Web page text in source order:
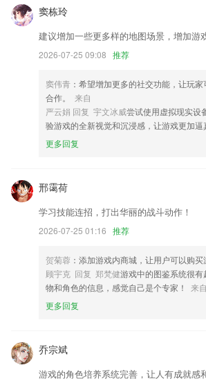
中的单词和短语都已分类。
二号彩票注册更新了什么?
微信专清升级，垃圾文件全覆盖
销售明细支持“支付方式”查询
上线了一批酷炫「视频模板」，一键创作「卡点
通过搜索来发现更多作者吧
以上就是二号彩票注册的介绍，如果您喜欢这款
进行打分评论，说出您的使用经历，以帮助我们
窦栋玲
建议增加一些更多样的地图场景，增加游
2026-07-25 09:08 推荐
窦伟青 ：希望增加更多的社交功能，让玩
合作。
来自
严云娟 回复 宇文冰威尝试使用虚拟现实设
验游戏的全新视觉和沉浸感，让游戏更加逼
更多回复
邢霭荷
学习技能连招，打出华丽的战斗动作！
2026-07-25 01:16 推荐
贺菊蓉 ：添加游戏内商城，让用户可以购买
顾宇克 回复 郑梵健游戏中的图鉴系统很
物和角色的信息，感觉自己是个专家！
来自
更多回复
乔宗斌
游戏的角色培养系统完善，让人有成就感